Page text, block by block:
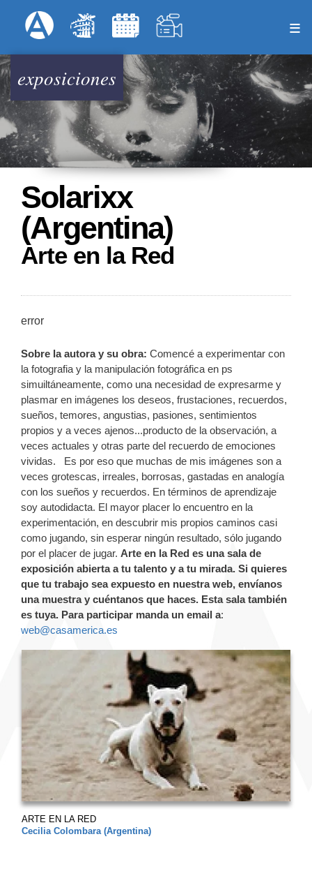
al
principal
Menú Superior
exposiciones
Solarixx
(Argentina)
Arte en la Red
error
Sobre la autora y su obra: Comencé a experimentar con
la fotografia y la manipulación fotográfica en ps
simuiltáneamente, como una necesidad de expresarme y
plasmar en imágenes los deseos, frustaciones, recuerdos,
sueños, temores, angustias, pasiones, sentimientos
propios y a veces ajenos...producto de la observación, a
veces actuales y otras parte del recuerdo de emociones
vividas. Es por eso que muchas de mis imágenes son a
veces grotescas, irreales, borrosas, gastadas en analogía
con los sueños y recuerdos. En términos de aprendizaje
soy autodidacta. El mayor placer lo encuentro en la
experimentación, en descubrir mis propios caminos casi
como jugando, sin esperar ningún resultado, sólo jugando
por el placer de jugar. Arte en la Red es una sala de
exposición abierta a tu talento y a tu mirada. Si quieres
que tu trabajo sea expuesto en nuestra web, envíanos
una muestra y cuéntanos que haces. Esta sala también
es tuya. Para participar manda un email a:
web@casamerica.es
ARTE EN LA RED
Cecilia Colombara (Argentina)